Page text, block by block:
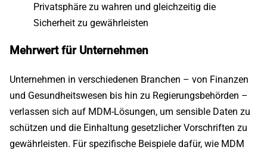
Privatsphäre zu wahren und gleichzeitig die
Sicherheit zu gewährleisten
Mehrwert für Unternehmen
Unternehmen in verschiedenen Branchen – von Finanzen
und Gesundheitswesen bis hin zu Regierungsbehörden –
verlassen sich auf MDM-Lösungen, um sensible Daten zu
schützen und die Einhaltung gesetzlicher Vorschriften zu
gewährleisten. Für spezifische Beispiele dafür, wie MDM